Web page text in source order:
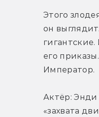
Этого
он
его
Император.
Актёр:
«захвата